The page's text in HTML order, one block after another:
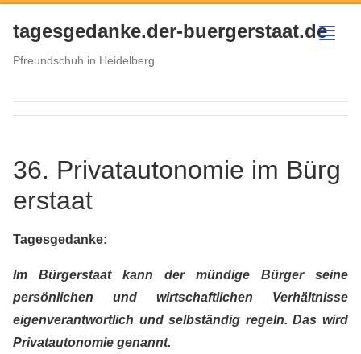
tagesgedanke.der-buergerstaat.de
Pfreundschuh in Heidelberg
menu
36. Privatautonomie im Bürg
erstaat
Tagesgedanke:
Im Bürgerstaat kann der mündige Bürger seine
persönlichen und wirtschaftlichen Verhältnisse
eigenverantwortlich und selbständig regeln. Das wird
Privatautonomie genannt.